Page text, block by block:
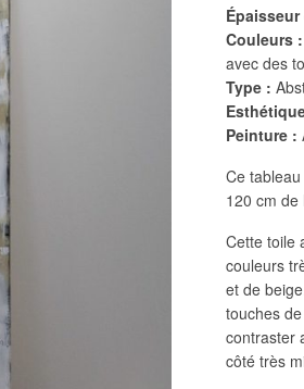
Couleurs :
avec des
Type :
Peinture :
Ce
120 cm
Cette toile
couleurs
et de
touches
contraster
côté très